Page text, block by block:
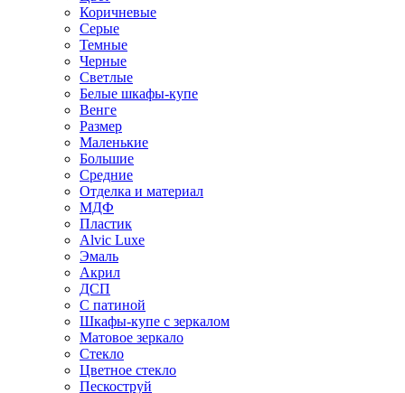
Коричневые
Серые
Темные
Черные
Светлые
Белые шкафы-купе
Венге
Размер
Маленькие
Большие
Средние
Отделка и материал
МДФ
Пластик
Alvic Luxe
Эмаль
Акрил
ДСП
С патиной
Шкафы-купе с зеркалом
Матовое зеркало
Стекло
Цветное стекло
Пескоструй